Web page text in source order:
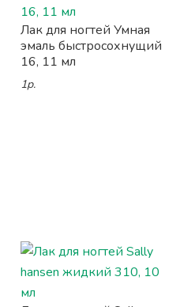
Лак для ногтей Умная
эмаль быстросохнущий
16, 11 мл
1р.